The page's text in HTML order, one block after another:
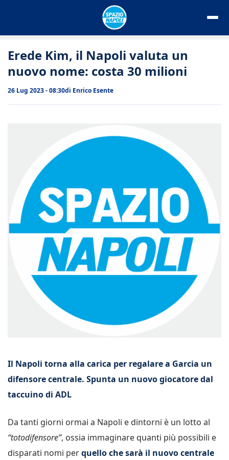
Erede Kim, il Napoli valuta un
nuovo nome: costa 30 milioni
26 Lug 2023 - 08:30di Enrico Esente
Il Napoli torna alla carica per regalare a Garcia un
difensore centrale. Spunta un nuovo giocatore dal
taccuino di ADL
Da tanti giorni ormai a Napoli e dintorni è un lotto al
“totodifensore”, ossia immaginare quanti più possibili e
disparati nomi perquello che sarà il nuovo centrale